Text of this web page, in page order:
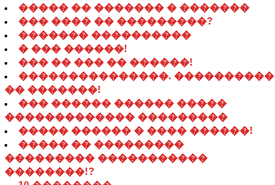
����� �� ������� � �������
��� ���� �� ���������?
������� ����������
� ��� ������!
��� �� ��� �� ������!
���������������. ����������
�� �������!
��� ������ ������ �����
������������� ���������
����� ������ � ���� ������!
����� �� ���������
��������� �����������
��������!?